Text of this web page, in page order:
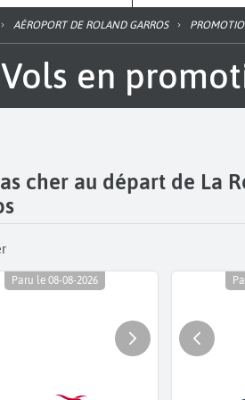
AÉROPORT DE ROLAND GARROS
Vols en
cher au départ de La
Paru le 08-08-2026